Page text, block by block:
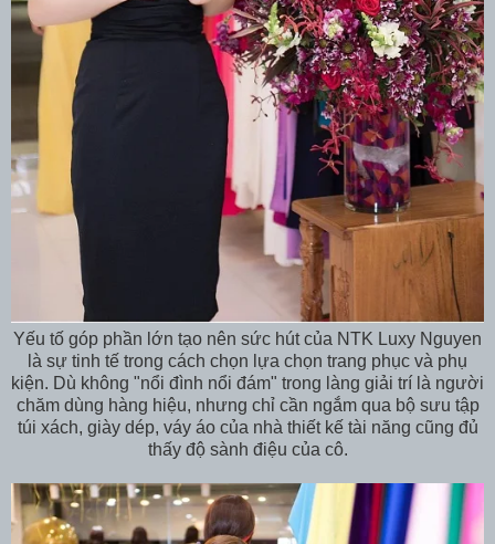
Yếu tố góp phần lớn tạo nên sức hút của NTK Luxy Nguyen
là sự tinh tế trong cách chọn lựa chọn trang phục và phụ
kiện. Dù không "nổi đình nổi đám" trong làng giải trí là người
chăm dùng hàng hiệu, nhưng chỉ cần ngắm qua bộ sưu tập
túi xách, giày dép, váy áo của nhà thiết kế tài năng cũng đủ
thấy độ sành điệu của cô.